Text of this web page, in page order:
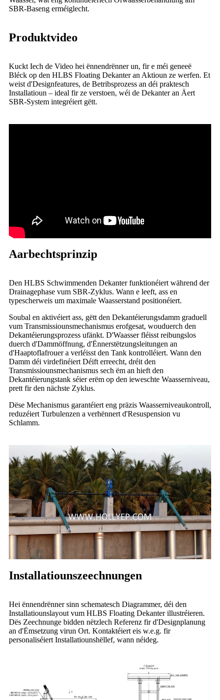
SBR-Baseng erméiglecht.
Produktvideo
Kuckt Iech de Video hei ënnendrënner un, fir e méi geneeë
Bléck op den HLBS Floating Dekanter an Aktioun ze werfen. Et
weist d'Designfeatures, de Betribsprozess an déi praktesch
Installatioun – ideal fir ze verstoen, wéi de Dekanter an Äert
SBR-System integréiert gëtt.
Aarbechtsprinzip
Den HLBS Schwimmenden Dekanter funktionéiert während der
Drainagephase vum SBR-Zyklus. Wann e leeft, ass en
typescherweis um maximale Waasserstand positionéiert.
Soubal en aktivéiert ass, gëtt den Dekantéierungsdamm graduell
vum Transmissiounsmechanismus erofgesat, wouduerch den
Dekantéierungsprozess ufänkt. D'Waasser fléisst reibungslos
duerch d'Dammöffnung, d'Ënnerstëtzungsleitungen an
d'Haaptoflafrouer a verléisst den Tank kontrolléiert. Wann den
Damm déi virdefinéiert Déift erreecht, dréit den
Transmissiounsmechanismus sech ëm an hieft den
Dekantéierungstank séier erëm op den ieweschte Waasserniveau,
prett fir den nächste Zyklus.
Dëse Mechanismus garantéiert eng präzis Waasserniveaukontroll,
reduzéiert Turbulenzen a verhënnert d'Resuspension vu
Schlamm.
Installatiounszeechnungen
Hei ënnendrënner sinn schematesch Diagrammer, déi den
Installatiounslayout vum HLBS Floating Dekanter illustréieren.
Dës Zeechnunge bidden nëtzlech Referenz fir d'Designplanung
an d'Ëmsetzung virun Ort. Kontaktéiert eis w.e.g. fir
personaliséiert Installatiounshëllef, wann néideg.